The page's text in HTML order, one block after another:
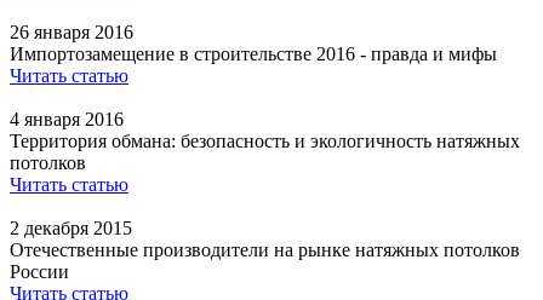
26 января 2016
Импортозамещение в строительстве 2016 - правда и мифы
Читать статью
4 января 2016
Территория обмана: безопасность и экологичность натяжных
потолков
Читать статью
2 декабря 2015
Отечественные производители на рынке натяжных потолков
России
Читать статью